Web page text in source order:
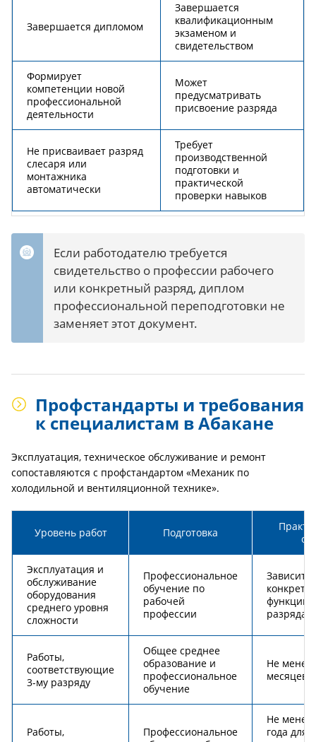
Завершается дипломом
Завершается
квалификационным
экзаменом и
свидетельством
Формирует
компетенции новой
профессиональной
деятельности
Может
предусматривать
присвоение разряда
Не присваивает разряд
слесаря или
монтажника
автоматически
Требует
производственной
подготовки и
практической
проверки навыков
Если работодателю требуется
свидетельство о профессии рабочего
или конкретный разряд, диплом
профессиональной переподготовки не
заменяет этот документ.
Профстандарты и требования
к специалистам в Абакане
Эксплуатация, техническое обслуживание и ремонт
сопоставляются с профстандартом «Механик по
холодильной и вентиляционной технике».
Уровень работ Подготовка
Эксплуатация и
обслуживание
оборудования
среднего уровня
сложности
Профессиональное
обучение по
рабочей
профессии
Зависит
функции
разряда
Работы,
соответствующие
3-му разряду
Общее среднее
образование и
профессиональное
обучение
Не менее
месяцев
Работы,
Профессиональное
Не менее
года для